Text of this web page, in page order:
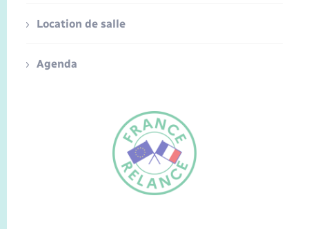
FR
Location de salle
Agenda